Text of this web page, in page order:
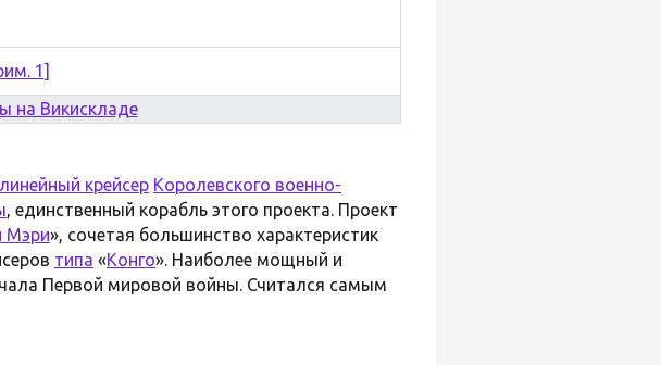
1]
на Викискладе
линейный крейсер Королевского военно-
, единственный корабль этого проекта. Проект
Мэри», сочетая большинство характеристик
типа «Конго». Наиболее мощный и
Первой мировой войны. Считался самым